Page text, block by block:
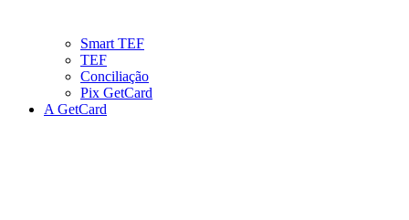
Smart TEF
TEF
Conciliação
Pix GetCard
A GetCard